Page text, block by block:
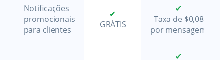
Notificações
promocionais
para clientes
✔
GRÁTIS
✔
Taxa de $0,08
por mensagem
✔